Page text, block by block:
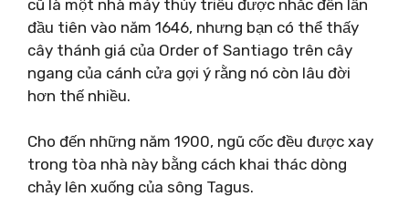
cũ là một nhà máy thủy triều được nhắc đến lần
đầu tiên vào năm 1646, nhưng bạn có thể thấy
cây thánh giá của Order of Santiago trên cây
ngang của cánh cửa gợi ý rằng nó còn lâu đời
hơn thế nhiều.
Cho đến những năm 1900, ngũ cốc đều được xay
trong tòa nhà này bằng cách khai thác dòng
chảy lên xuống của sông Tagus.